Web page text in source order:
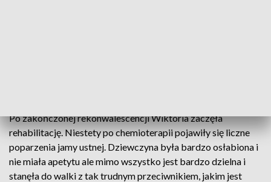
Po zakończonej rekonwalescencji Wiktoria zaczęła
rehabilitację. Niestety po chemioterapii pojawiły się liczne
poparzenia jamy ustnej. Dziewczyna była bardzo osłabiona i
nie miała apetytu ale mimo wszystko jest bardzo dzielna i
stanęła do walki z tak trudnym przeciwnikiem, jakim jest